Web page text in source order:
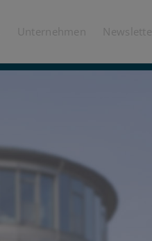
Unternehmen Newsletter